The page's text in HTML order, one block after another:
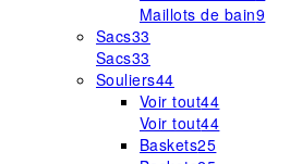
Maillots de bain9
Sacs33
Sacs33
Souliers44
Voir tout44
Voir tout44
Baskets25